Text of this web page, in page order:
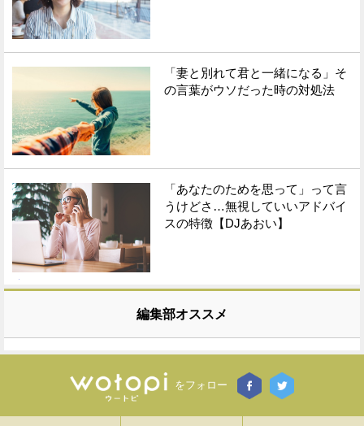
「妻と別れて君と一緒になる」そ
の言葉がウソだった時の対処法
「あなたのためを思って」って言
うけどさ…無視していいアドバイ
スの特徴【DJあおい】
編集部オススメ
をフォロー